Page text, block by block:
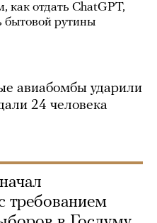
как отдать ChatGPT,
бытовой рутины
авиабомбы ударили
24 человека
требованием